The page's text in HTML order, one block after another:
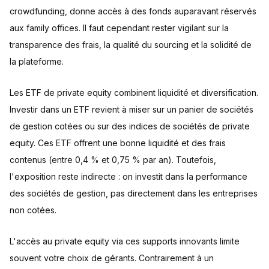
crowdfunding, donne accès à des fonds auparavant réservés
aux family offices. Il faut cependant rester vigilant sur la
transparence des frais, la qualité du sourcing et la solidité de
la plateforme.
Les ETF de private equity combinent liquidité et diversification.
Investir dans un ETF revient à miser sur un panier de sociétés
de gestion cotées ou sur des indices de sociétés de private
equity. Ces ETF offrent une bonne liquidité et des frais
contenus (entre 0,4 % et 0,75 % par an). Toutefois,
l'exposition reste indirecte : on investit dans la performance
des sociétés de gestion, pas directement dans les entreprises
non cotées.
L'accès au private equity via ces supports innovants limite
souvent votre choix de gérants. Contrairement à un